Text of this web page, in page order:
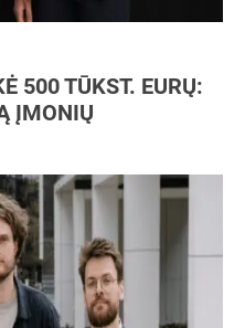
500 TŪKST. EURŲ:
ĮMONIŲ